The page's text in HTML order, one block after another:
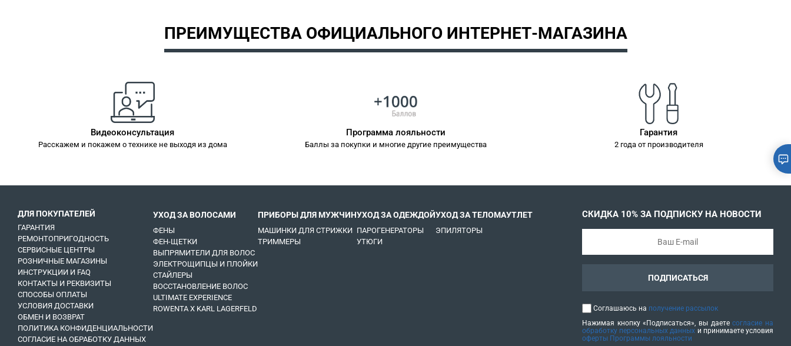
ПРЕИМУЩЕСТВА ОФИЦИАЛЬНОГО ИНТЕРНЕТ-МАГАЗИНА
Видеоконсультация
Расскажем и покажем о технике не выходя из дома
Программа лояльности
Баллы за покупки и многие другие преимущества
Гарантия
2 года от производителя
ДЛЯ ПОКУПАТЕЛЕЙ
ГАРАНТИЯ
РЕМОНТОПРИГОДНОСТЬ
СЕРВИСНЫЕ ЦЕНТРЫ
РОЗНИЧНЫЕ МАГАЗИНЫ
ИНСТРУКЦИИ И FAQ
КОНТАКТЫ И РЕКВИЗИТЫ
СПОСОБЫ ОПЛАТЫ
УСЛОВИЯ ДОСТАВКИ
ОБМЕН И ВОЗВРАТ
ПОЛИТИКА КОНФИДЕНЦИАЛЬНОСТИ
СОГЛАСИЕ НА ОБРАБОТКУ ДАННЫХ
УХОД ЗА ВОЛОСАМИ
ФЕНЫ
ФЕН-ЩЕТКИ
ВЫПРЯМИТЕЛИ ДЛЯ ВОЛОС
ЭЛЕКТРОЩИПЦЫ И ПЛОЙКИ
СТАЙЛЕРЫ
ВОССТАНОВЛЕНИЕ ВОЛОС
ULTIMATE EXPERIENCE
ROWENTA X KARL LAGERFELD
ПРИБОРЫ ДЛЯ МУЖЧИН
МАШИНКИ ДЛЯ СТРИЖКИ
ТРИММЕРЫ
УХОД ЗА ОДЕЖДОЙ
ПАРОГЕНЕРАТОРЫ
УТЮГИ
УХОД ЗА ТЕЛОМ
ЭПИЛЯТОРЫ
АУТЛЕТ СКИДКА 10% ЗА ПОДПИСКУ НА НОВОСТИ
ПОДПИСАТЬСЯ
Соглашаюсь на получение рассылок
Нажимая кнопку «Подписаться», вы даетесогласие на
обработку персональных данных и принимаете условия
оферты Программы лояльности